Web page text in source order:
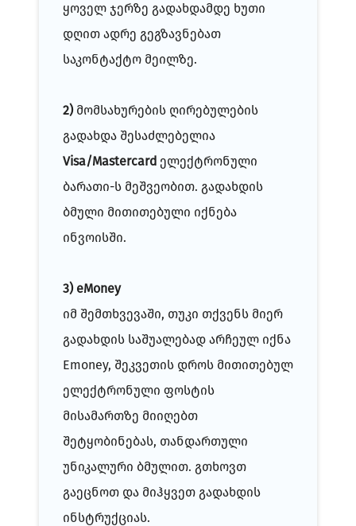
ყოველ ჯერზე გადახდამდე ხუთი
დღით ადრე გეგზავნებათ
საკონტაქტო მეილზე.
2) მომსახურების ღირებულების
გადახდა შესაძლებელია
Visa/Mastercard ელექტრონული
ბარათი-ს მეშვეობით. გადახდის
ბმული მითითებული იქნება
ინვოისში.
3) eMoney
იმ შემთხვევაში, თუკი თქვენს მიერ
გადახდის საშუალებად არჩეულ იქნა
Emoney, შეკვეთის დროს მითითებულ
ელექტრონული ფოსტის
მისამართზე მიიღებთ
შეტყობინებას, თანდართული
უნიკალური ბმულით. გთხოვთ
გაეცნოთ და მიჰყვეთ გადახდის
ინსტრუქციას.